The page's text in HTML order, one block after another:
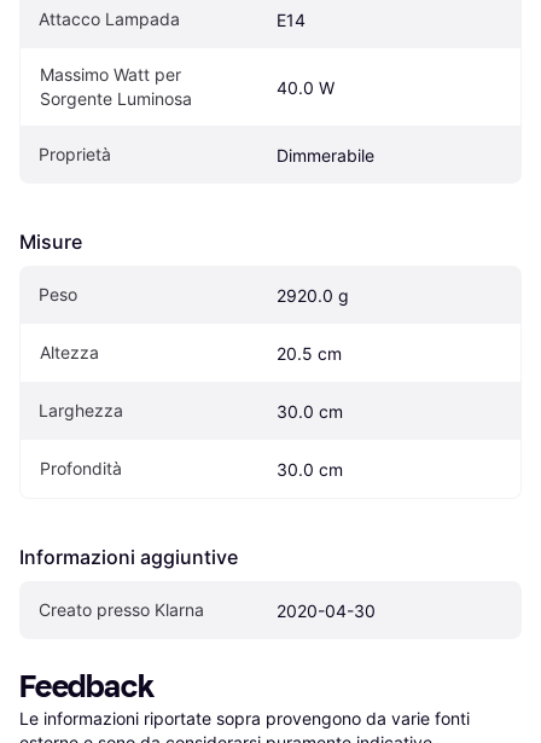
Attacco Lampada E14
Massimo Watt per
Sorgente Luminosa
40.0 W
Proprietà Dimmerabile
Misure
Peso 2920.0 g
Altezza 20.5 cm
Larghezza 30.0 cm
Profondità 30.0 cm
Informazioni aggiuntive
Creato presso Klarna 2020-04-30
Feedback
Le informazioni riportate sopra provengono da varie fonti